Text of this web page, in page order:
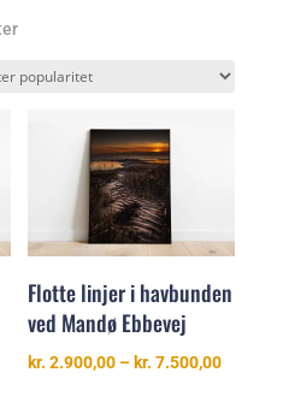
Sorteret
popularitet
Flotte linjer i havbunden
ved Mandø Ebbevej
kr. 2.900,00 – kr. 7.500,00